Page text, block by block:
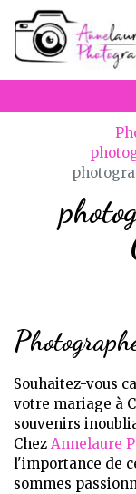
Souhaitez-vous
votre mariage à
souvenirs
Chez Annelaure
l'importance de
sommes
Panneau de